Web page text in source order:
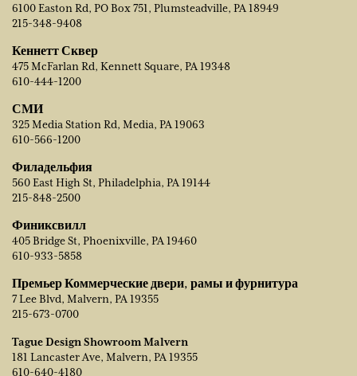
6100 Easton Rd, PO Box 751, Plumsteadville, PA 18949
215-348-9408
Кеннетт Сквер
475 McFarlan Rd, Kennett Square, PA 19348
610-444-1200
СМИ
325 Media Station Rd, Media, PA 19063
610-566-1200
Филадельфия
560 East High St, Philadelphia, PA 19144
215-848-2500
Финиксвилл
405 Bridge St, Phoenixville, PA 19460
610-933-5858
Премьер Коммерческие двери, рамы и фурнитура
7 Lee Blvd, Malvern, PA 19355
215-673-0700
Tague Design Showroom Malvern
181 Lancaster Ave, Malvern, PA 19355
610-640-4180